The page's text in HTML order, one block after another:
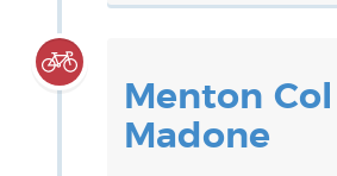
Menton
Madone